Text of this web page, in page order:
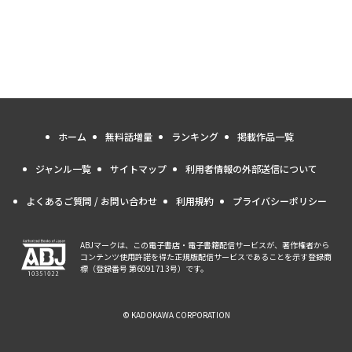
ホーム 無料話増量 ランキング 掲載作品一覧
ジャンル一覧 サイトマップ 利用者情報の外部送信について
よくあるご質問 / お問い合わせ 利用規約 プライバシーポリシー
ABJマークは、この電子書店・電子書籍配信サービスが、著作権者から
コンテンツ使用許諾を得た正規版配信サービスであることを示す登録商
標（登録番号 第6091713号）です。
© KADOKAWA CORPORATION